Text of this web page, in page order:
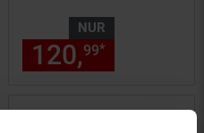
€ Sternchen
NUR
120,99*